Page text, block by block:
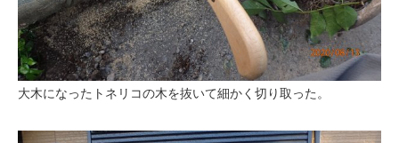
大木になったトネリコの木を抜いて細かく切り取った。